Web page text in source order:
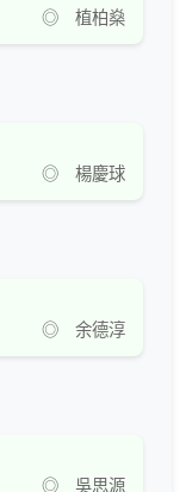
◎ 植柏燊
◎ 楊慶球
◎ 余德淳
◎ 吳思源